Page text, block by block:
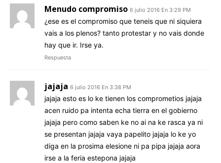
Menudo compromiso 6 julio 2016 En 3:29 PM
¿ese es el compromiso que teneis que ni siquiera
vais a los plenos? tanto protestar y no vais donde
hay que ir. Irse ya.
Respuesta
jajaja 6 julio 2016 En 3:38 PM
jajaja esto es lo ke tienen los comprometios jajaja
acen ruido pa intenta echa tierra en el gobierno
jajaja pero como saben ke no ai na ke rasca ya ni
se presentan jajaja vaya papelito jajaja lo ke yo
diga en la prosima elesione ni pa pipa jajaja aora
irse a la feria estepona jajaja